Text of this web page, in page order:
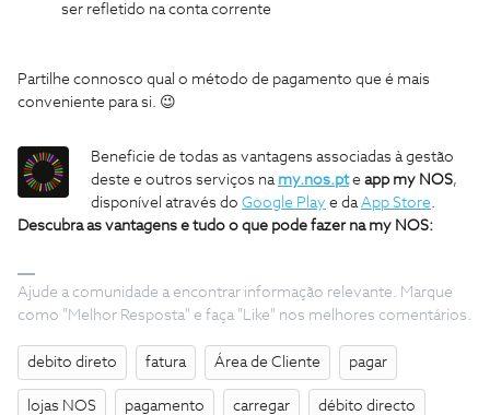
ser refletido na conta corrente
Partilhe connosco qual o método de pagamento que é mais
conveniente para si. 😉
Beneficie de todas as vantagens associadas à gestão
deste e outros serviços na my.nos.pte app my NOS,
disponível através do Google Play e da App Store
Descubra as vantagens e tudo o que pode fazer na my NOS:
Ajude a comunidade a encontrar informação relevante. Marque
como "Melhor Resposta" e faça "Like" nos melhores comentários.
debito direto fatura Área de Cliente pagar
lojas NOS pagamento carregar débito directo